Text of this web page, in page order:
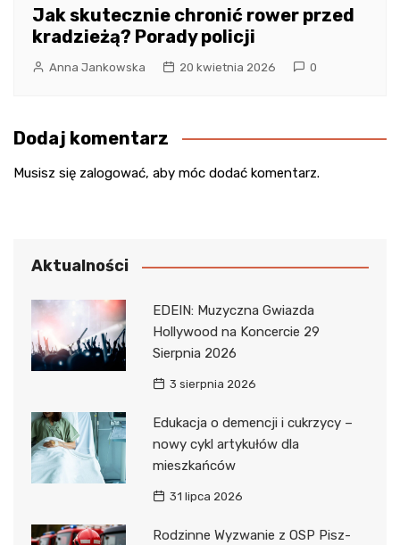
Jak skutecznie chronić rower przed
kradzieżą? Porady policji
Anna Jankowska 20 kwietnia 2026 0
Dodaj komentarz
Musisz się zalogować, aby móc dodać komentarz.
Aktualności
EDEIN: Muzyczna Gwiazda
Hollywood na Koncercie 29
Sierpnia 2026
3 sierpnia 2026
Edukacja o demencji i cukrzycy –
nowy cykl artykułów dla
mieszkańców
31 lipca 2026
Rodzinne Wyzwanie z OSP Pisz-